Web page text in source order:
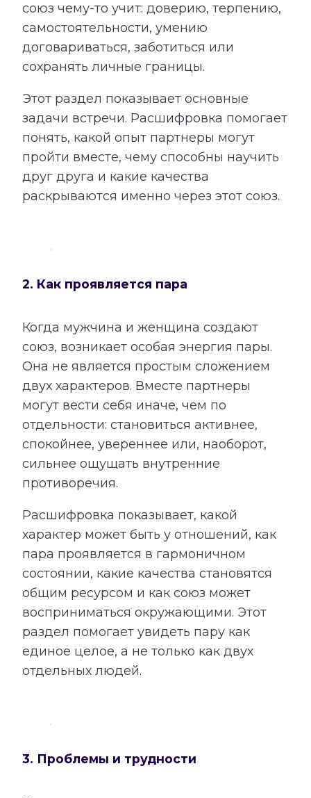
союз чему-то учит: доверию, терпению,
самостоятельности, умению
договариваться, заботиться или
сохранять личные границы.
Этот раздел показывает основные
задачи встречи. Расшифровка помогает
понять, какой опыт партнеры могут
пройти вместе, чему способны научить
друг друга и какие качества
раскрываются именно через этот союз.
2. Как проявляется пара
Когда мужчина и женщина создают
союз, возникает особая энергия пары.
Она не является простым сложением
двух характеров. Вместе партнеры
могут вести себя иначе, чем по
отдельности: становиться активнее,
спокойнее, увереннее или, наоборот,
сильнее ощущать внутренние
противоречия.
Расшифровка показывает, какой
характер может быть у отношений, как
пара проявляется в гармоничном
состоянии, какие качества становятся
общим ресурсом и как союз может
восприниматься окружающими. Этот
раздел помогает увидеть пару как
единое целое, а не только как двух
отдельных людей.
3. Проблемы и трудности